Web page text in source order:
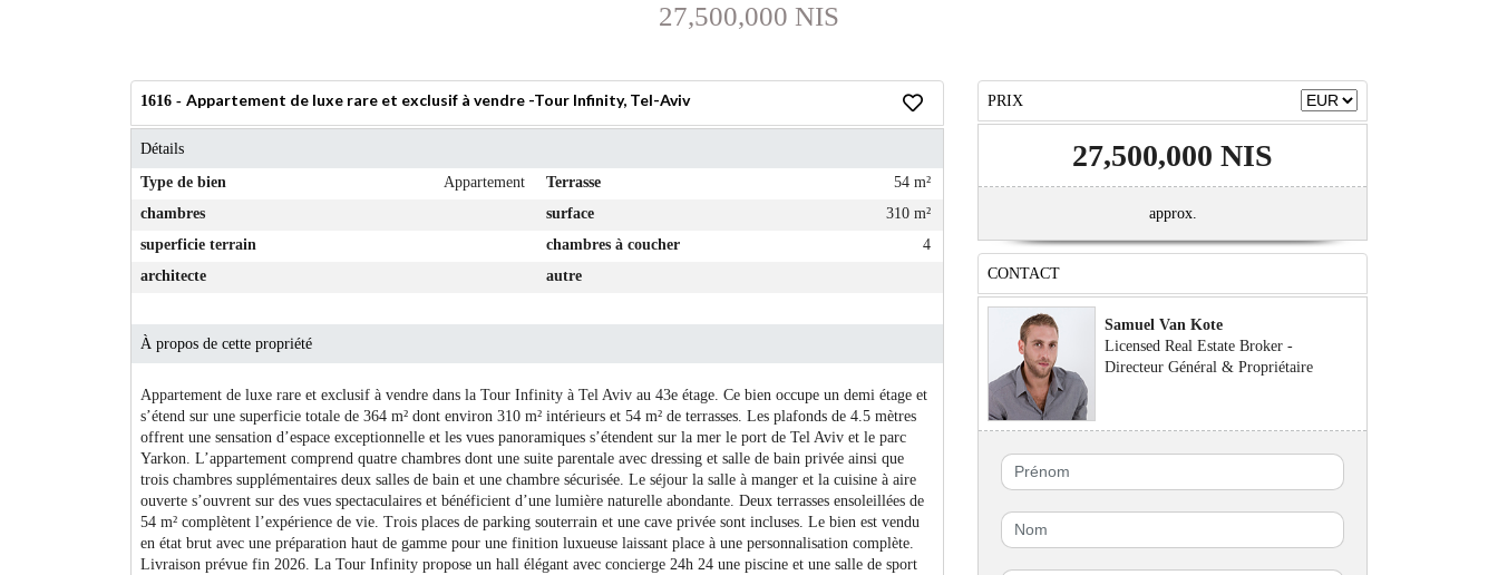
27,500,000 NIS
1616 - Appartement de luxe rare et exclusif à vendre -Tour Infinity, Tel-Aviv
Détails
Type de bien
Appartement Terrasse
54 m²
chambres
surface
310 m²
superficie terrain
chambres à coucher
4
architecte
autre
À propos de cette propriété
Appartement de luxe rare et exclusif à vendre dans la Tour Infinity à Tel Aviv au 43e étage. Ce bien occupe un demi étage et
s’étend sur une superficie totale de 364 m² dont environ 310 m² intérieurs et 54 m² de terrasses. Les plafonds de 4.5 mètres
offrent une sensation d’espace exceptionnelle et les vues panoramiques s’étendent sur la mer le port de Tel Aviv et le parc
Yarkon. L’appartement comprend quatre chambres dont une suite parentale avec dressing et salle de bain privée ainsi que
trois chambres supplémentaires deux salles de bain et une chambre sécurisée. Le séjour la salle à manger et la cuisine à aire
ouverte s’ouvrent sur des vues spectaculaires et bénéficient d’une lumière naturelle abondante. Deux terrasses ensoleillées de
54 m² complètent l’expérience de vie. Trois places de parking souterrain et une cave privée sont incluses. Le bien est vendu
en état brut avec une préparation haut de gamme pour une finition luxueuse laissant place à une personnalisation complète.
Livraison prévue fin 2026. La Tour Infinity propose un hall élégant avec concierge 24h 24 une piscine et une salle de sport
PRIX
27,500,000 NIS
approx.
CONTACT
Samuel Van Kote
Licensed Real Estate Broker -
Directeur Général & Propriétaire